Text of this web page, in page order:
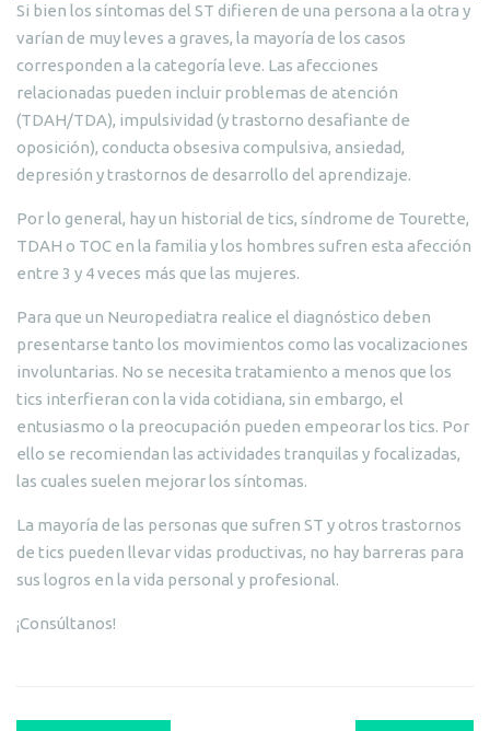
Si bien los síntomas del ST difieren de una persona a la otra y
varían de muy leves a graves, la mayoría de los casos
corresponden a la categoría leve. Las afecciones
relacionadas pueden incluir problemas de atención
(TDAH/TDA), impulsividad (y trastorno desafiante de
oposición), conducta obsesiva compulsiva, ansiedad,
depresión y trastornos de desarrollo del aprendizaje.
Por lo general, hay un historial de tics, síndrome de Tourette,
TDAH o TOC en la familia y los hombres sufren esta afección
entre 3 y 4 veces más que las mujeres.
Para que un Neuropediatra realice el diagnóstico deben
presentarse tanto los movimientos como las vocalizaciones
involuntarias. No se necesita tratamiento a menos que los
tics interfieran con la vida cotidiana, sin embargo, el
entusiasmo o la preocupación pueden empeorar los tics. Por
ello se recomiendan las actividades tranquilas y focalizadas,
las cuales suelen mejorar los síntomas.
La mayoría de las personas que sufren ST y otros trastornos
de tics pueden llevar vidas productivas, no hay barreras para
sus logros en la vida personal y profesional.
¡Consúltanos!